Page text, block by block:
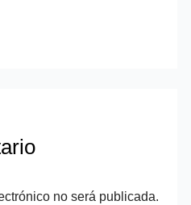
no será publicada.